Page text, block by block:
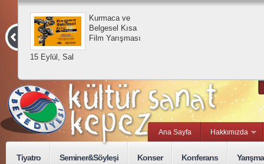
15 Eylül, Sal
Kurmaca ve
Belgesel Kısa
Film Yarışması
Ana Sayfa Hakkımızda
Tiyatro Seminer&Söyleşi Konser Konferans Yarışma